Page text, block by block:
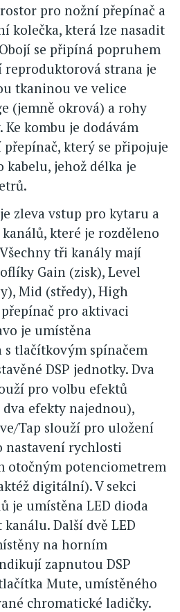
pro nožní přepínač a
kolečka, která lze nasadit
se připíná popruhem
reproduktorová strana je
tkaninou ve velice
(jemně okrová) a rohy
kombu je dodávám
který se připojuje
jehož délka je
zleva vstup pro kytaru a
které je rozděleno
tři kanály mají
Gain (zisk), Level
Mid (středy), High
pro aktivaci
je umístěna
tlačítkovým spínačem
DSP jednotky. Dva
pro volbu efektů
efekty najednou),
Tap slouží pro uložení
nastavení rychlosti
otočným potenciometrem
digitální). V sekci
je umístěna LED dioda
Další dvě LED
na horním
zapnutou DSP
Mute, umístěného
chromatické ladičky.